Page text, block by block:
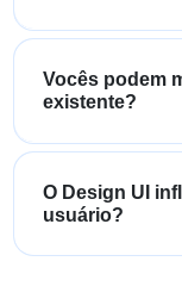
Vocês podem
existente?
O Design UI
usuário?